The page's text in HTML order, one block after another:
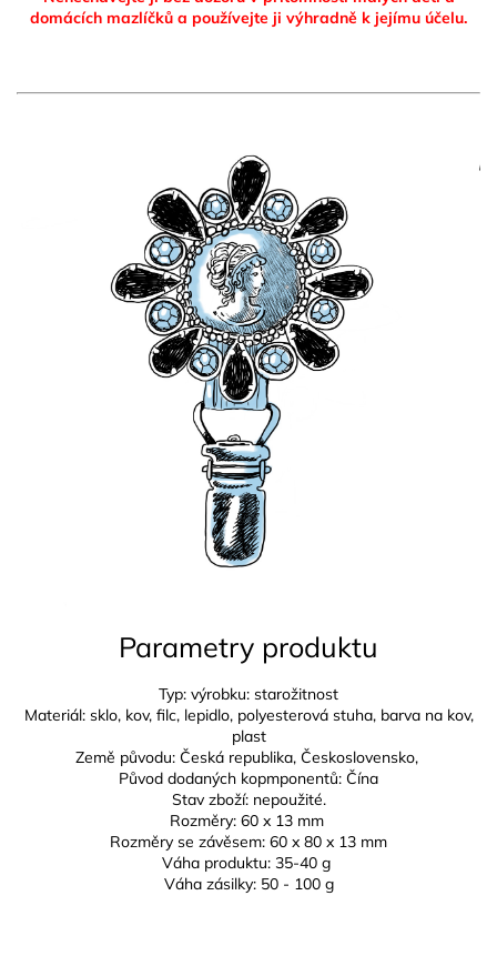
domácích mazlíčků a používejte ji výhradně k jejímu účelu.
Parametry produktu
Typ: výrobku: starožitnost
Materiál: sklo, kov, filc, lepidlo, polyesterová stuha, barva na kov,
plast
Země původu: Česká republika, Československo,
Původ dodaných kopmponentů: Čína
Stav zboží: nepoužité.
Rozměry: 60 x 13 mm
Rozměry se závěsem: 60 x 80 x 13 mm
Váha produktu: 35-40 g
Váha zásilky: 50 - 100 g